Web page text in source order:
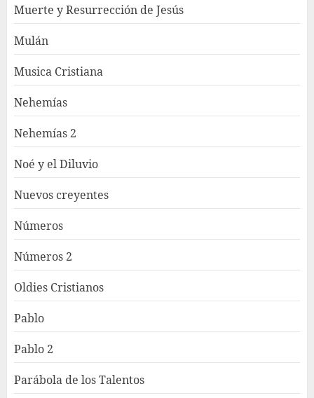
Muerte y Resurrección de Jesús
Mulán
Musica Cristiana
Nehemías
Nehemías 2
Noé y el Diluvio
Nuevos creyentes
Números
Números 2
Oldies Cristianos
Pablo
Pablo 2
Parábola de los Talentos